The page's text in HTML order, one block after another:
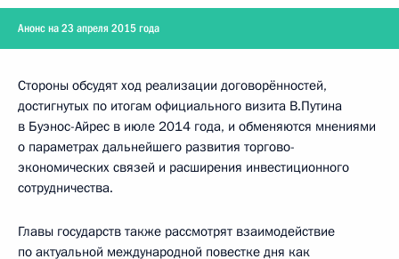
Анонс на 23 апреля 2015 года
Стороны обсудят ход реализации договорённостей,
достигнутых по итогам официального визита В.Путина
в Буэнос-Айрес в июле 2014 года, и обменяются мнениями
о параметрах дальнейшего развития торгово-
экономических связей и расширения инвестиционного
сотрудничества.
Главы государств также рассмотрят взаимодействие
по актуальной международной повестке дня как